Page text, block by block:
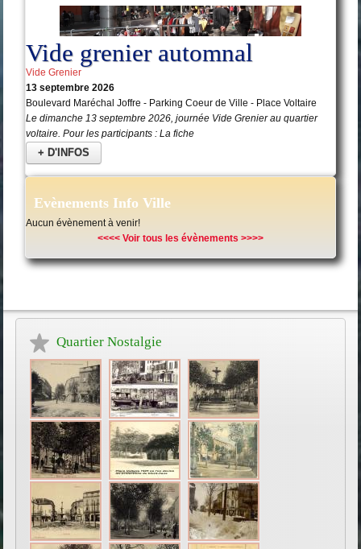
Vide grenier automnal
Vide Grenier
13 septembre 2026
Boulevard Maréchal Joffre - Parking Coeur de Ville - Place Voltaire
Le dimanche 13 septembre 2026, journée Vide Grenier au quartier
voltaire. Pour les participants : La fiche
+ D'INFOS
Evènements Info Ville
Aucun évènement à venir!
<<<< Voir tous les évènements >>>>
Quartier Nostalgie